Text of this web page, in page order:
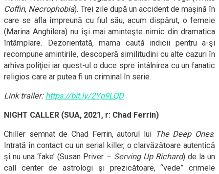
Coffin, Necrophobia). Trei zile după un accident de maşină în
care se afla împreună cu fiul său, acum dispărut, o femeie
(Marina Anghilera) nu îşi mai aminteşte nimic din dramatica
întâmplare. Dezorientată, mama caută indicii pentru a-şi
recompune amintirile, descoperă similitudini cu alte cazuri în
arhiva poliţiei iar quest-ul o duce spre întâlnirea cu un fanatic
religios care ar putea fi un criminal în serie.
Link trailer: https://bit.ly/2Yp9LQD
NIGHT CALLER (SUA, 2021, r: Chad Ferrin)
Chiller semnat de Chad Ferrin, autorul lui The Deep Ones.
Intrată în contact cu un serial killer, o clarvăzătoare autentică
şi nu una ‘fake’ (Susan Priver – Serving Up Richard) de la un
call center de astrologi şi prezicătoare, “vede” crimele